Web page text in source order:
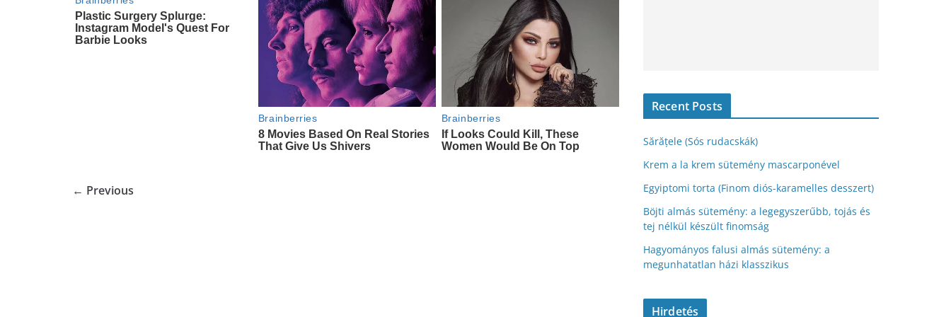
← Previous
Recent Posts
Sărățele (Sós rudacskák)
Krem a la krem sütemény mascarponével
Egyiptomi torta (Finom diós-karamelles desszert)
Böjti almás sütemény: a legegyszerűbb, tojás és
tej nélkül készült finomság
Hagyományos falusi almás sütemény: a
megunhatatlan házi klasszikus
Hirdetés